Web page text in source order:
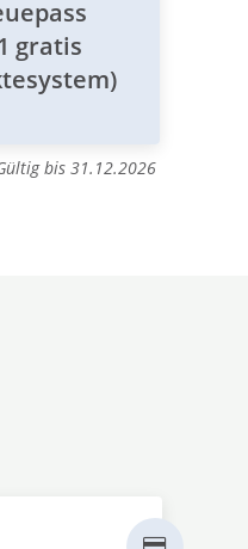
gratis
bis 31.12.2026